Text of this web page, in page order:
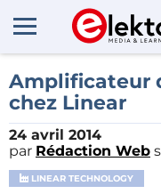
Amplificateur
chez Linear
24 avril 2014
par Rédaction Web
LINEAR TECHNOLOGY